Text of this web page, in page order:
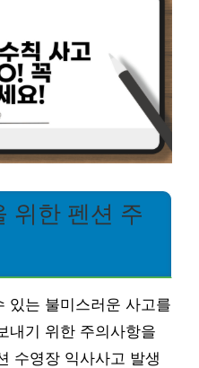
위한 펜션 주
있는 불미스러운 사고를
내기 위한 주의사항을
수영장 익사사고 발생